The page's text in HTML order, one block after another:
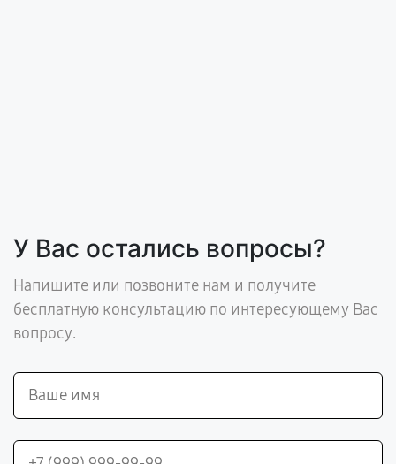
У Вас остались вопросы?
Напишите или позвоните нам и получите
бесплатную консультацию по интересующему Вас
вопросу.